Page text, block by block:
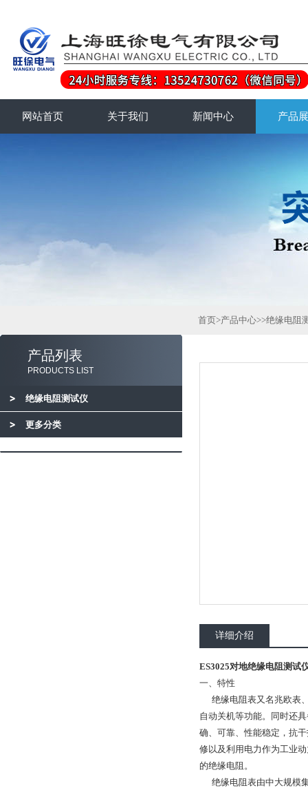
网站首页 关于我们 新闻中心 产品
产品列表
PRODUCTS LIST
绝缘电阻测试仪
更多分类
首页>产品中心>>绝缘电阻
详细介绍
ES3025对地绝缘电阻测试
一、特性
绝缘电阻表又名兆欧表
自动关机等功能。同时还
确、可靠、性能稳定，抗
修以及利用电力作为工业
的绝缘电阻。
绝缘电阻表由中大规模集